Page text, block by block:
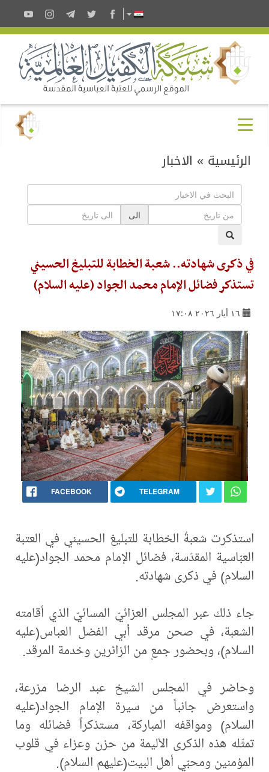
الرئيسية » الاخبار
الى
في ذكرى شهادته.. شعبة الخطابة للتبليغ الحسيني
تستذكر فضائل الإمام محمد الجواد (عليه السلام)
١٦ أيار ٢٠٢٦ ١٧:٠٨
FACEBOOK TELEGRAM
استذكرت شعبةُ الخطابة للتبليغ الحسيني في العتبة
العبّاسية المقدّسة، فضائل الإمام محمد الجواد(عليه
السلام) في ذكرى شهادته.
جاء ذلك عبر المجلس العزائيّ المسائيّ الذي أقامته
الشعبة، في صحن مرقد أبي الفضل العباس(عليه
السلام)، وبحضور جمعٍ من الزائرين وخدمة المرقد.
وحاضر في المجلس الشيخ عبد الرضا مزرعة،
واستعرض جانباً من سيرة الإمام الجواد(عليه
السلام) ومواقفه المباركة، مستذكراً فضائله وما
تمثّله هذه الذكرى الأليمة من حزن وعزاء في قلوب
المؤمنين ومحبّي أهل البيت(عليهم السلام).